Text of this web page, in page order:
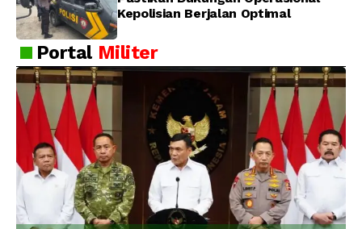
Kepolisian Berjalan Optimal
Portal Militer